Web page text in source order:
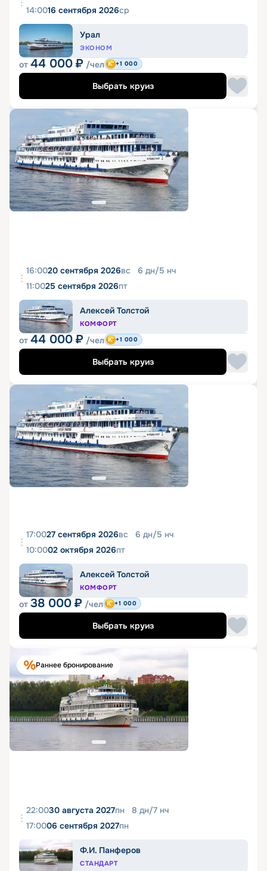
14:0016 сентября 2026ср
Урал
ЭКОНОМ
от 44 000 ₽ /чел +1 000
Выбрать круиз
16:0020 сентября 2026вс 6 дн/5 нч
11:0025 сентября 2026пт
Алексей Толстой
КОМФОРТ
от 44 000 ₽ /чел +1 000
Выбрать круиз
17:0027 сентября 2026вс 6 дн/5 нч
10:0002 октября 2026пт
Алексей Толстой
КОМФОРТ
от 38 000 ₽ /чел +1 000
Выбрать круиз
Раннее бронирование
22:0030 августа 2027пн 8 дн/7 нч
17:0006 сентября 2027пн
Ф.И. Панферов
СТАНДАРТ